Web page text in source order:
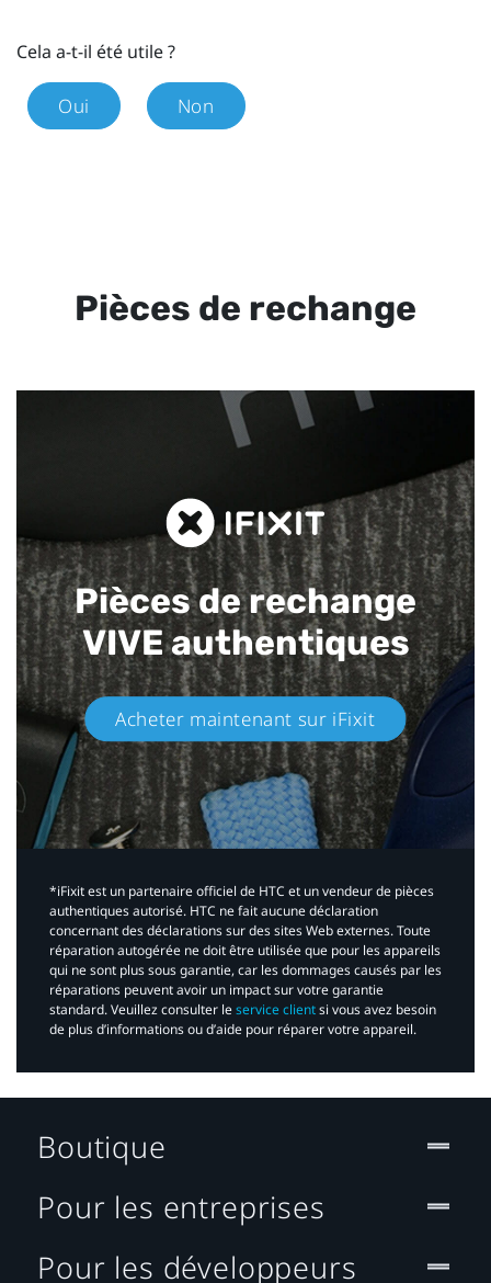
Cela a-t-il été utile ?
Oui Non
Pièces de rechange
Pièces de rechange
VIVE authentiques​
Acheter maintenant sur iFixit​
*iFixit est un partenaire officiel de HTC et un vendeur de pièces
authentiques autorisé. HTC ne fait aucune déclaration
concernant des déclarations sur des sites Web externes. Toute
réparation autogérée ne doit être utilisée que pour les appareils
qui ne sont plus sous garantie, car les dommages causés par les
réparations peuvent avoir un impact sur votre garantie
standard. Veuillez consulter leservice clientsi vous avez besoin
de plus d’informations ou d’aide pour réparer votre appareil.​
Boutique
Pour les entreprises
Pour les développeurs